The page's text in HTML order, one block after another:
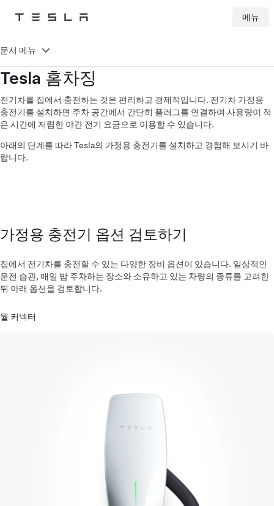
Tesla 메뉴
Tesla 홈차징
전기차를 집에서 충전하는 것은 편리하고 경제적입니다. 전기차 가정용
충전기를 설치하면 주차 공간에서 간단히 플러그를 연결하여 사용량이 적
은 시간에 저렴한 야간 전기 요금으로 이용할 수 있습니다.
아래의 단계를 따라 Tesla의 가정용 충전기를 설치하고 경험해 보시기 바
랍니다.
가정용 충전기 옵션 검토하기
집에서 전기차를 충전할 수 있는 다양한 장비 옵션이 있습니다. 일상적인
운전 습관, 매일 밤 주차하는 장소와 소유하고 있는 차량의 종류를 고려한
뒤 아래 옵션을 검토합니다.
월 커넥터
문서 메뉴